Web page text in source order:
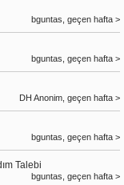
bguntas, geçen hafta >
bguntas, geçen hafta >
DH Anonim, geçen hafta >
bguntas, geçen hafta >
Talebi
bguntas, geçen hafta >